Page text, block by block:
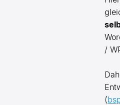
/
(